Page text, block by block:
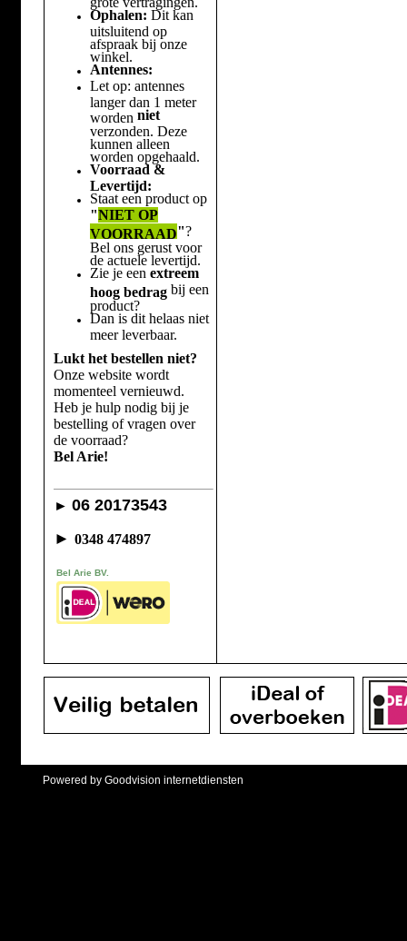
Ophalen: Dit kan
uitsluitend op
afspraak bij onze
winkel.
Antennes:
Let op: antennes
langer dan 1 meter
worden niet
verzonden. Deze
kunnen alleen
worden opgehaald.
Voorraad &
Levertijd:
Staat een product op
"NIET OP
VOORRAAD"?
Bel ons gerust voor
de actuele levertijd.
Zie je een extreem
hoog bedragbij een
product?
Dan is dit helaas niet
meer leverbaar.
Lukt het bestellen niet?
Onze website wordt
momenteel vernieuwd.
Heb je hulp nodig bij je
bestelling of vragen over
de voorraad?
Bel Arie!
► 06 20173543
► 0348 474897
Bel Arie BV.
Powered by Goodvision internetdiensten